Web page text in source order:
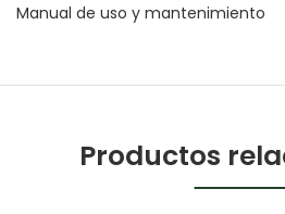
Manual de uso y mantenimiento
Productos